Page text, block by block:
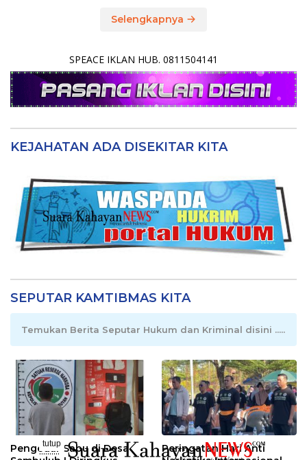
Selengkapnya
SPEACE IKLAN HUB. 0811504141
KEJAHATAN ADA DISEKITAR KITA
SEPUTAR KAMTIBMAS KITA
Temukan Berita Seputar Hukum dan Kriminal disini .....
Pengedar Sabu di Desa
Peringatan Hari Anti
tutup
..........